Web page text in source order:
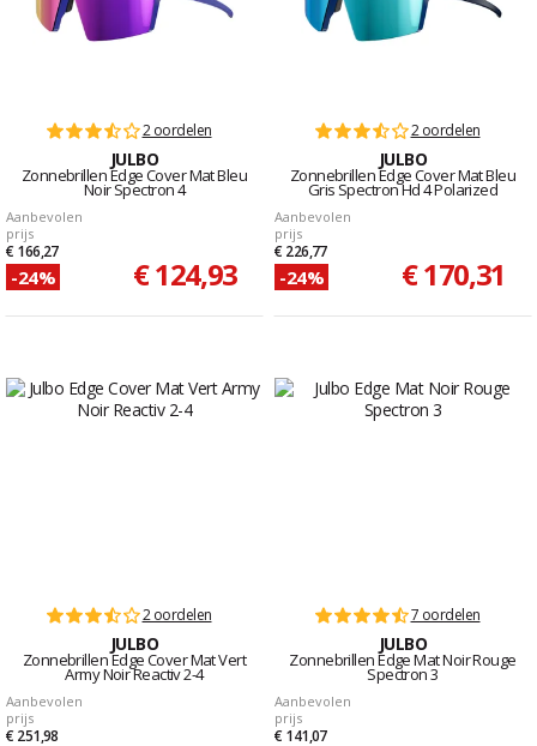
2 oordelen
JULBO
Zonnebrillen Edge Cover Mat Bleu
Noir Spectron 4
Aanbevolen
prijs
€ 166,27
-24% € 124,93
2 oordelen
JULBO
Zonnebrillen Edge Cover Mat Bleu
Gris Spectron Hd 4 Polarized
Aanbevolen
prijs
€ 226,77
-24% € 170,31
2 oordelen
JULBO
Zonnebrillen Edge Cover Mat Vert
Army Noir Reactiv 2-4
Aanbevolen
prijs
€ 251,98
7 oordelen
JULBO
Zonnebrillen Edge Mat Noir Rouge
Spectron 3
Aanbevolen
prijs
€ 141,07